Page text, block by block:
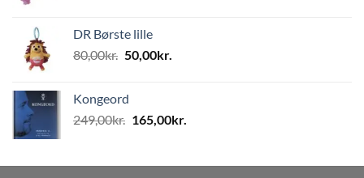
var:
80,00kr..50,00kr..
DR Børste lille
80,00kr. Den
var:
80,00kr..
50,00kr.
50,00kr..
Kongeord
249,00kr. Den
var:
165,00kr.
er: